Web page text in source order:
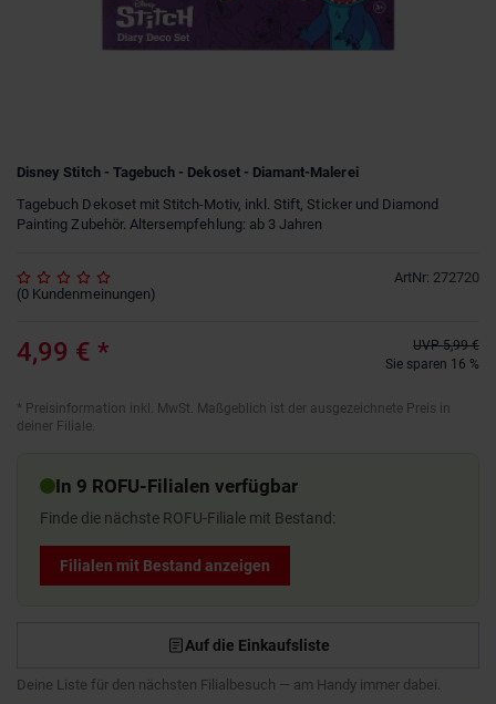
Disney Stitch - Tagebuch - Dekoset - Diamant-Malerei
Tagebuch Dekoset mit Stitch-Motiv, inkl. Stift, Sticker und Diamond
Painting Zubehör. Altersempfehlung: ab 3 Jahren
ArtNr: 272720
(0 Kundenmeinungen)
4,99 € * UVP 5,99 €
Sie sparen 16 %
* Preisinformation inkl. MwSt. Maßgeblich ist der ausgezeichnete Preis in
deiner Filiale.
In 9 ROFU-Filialen verfügbar
Finde die nächste ROFU-Filiale mit Bestand:
Filialen mit Bestand anzeigen
Auf die Einkaufsliste
Deine Liste für den nächsten Filialbesuch — am Handy immer dabei.